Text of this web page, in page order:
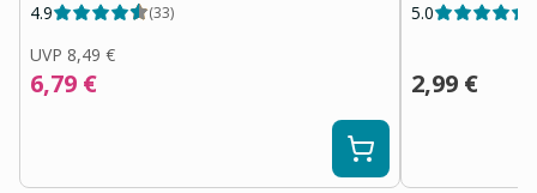
4.9 (33)
UVP 8,49 €
6,79 €
5.0
2,99 €